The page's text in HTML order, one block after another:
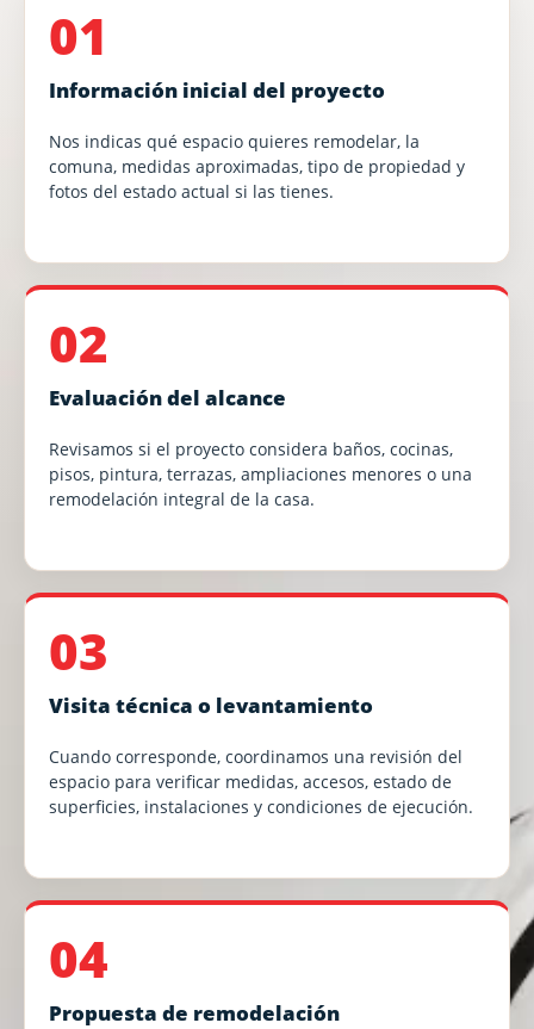
01
Información inicial del proyecto
Nos indicas qué espacio quieres remodelar, la
comuna, medidas aproximadas, tipo de propiedad y
fotos del estado actual si las tienes.
02
Evaluación del alcance
Revisamos si el proyecto considera baños, cocinas,
pisos, pintura, terrazas, ampliaciones menores o una
remodelación integral de la casa.
03
Visita técnica o levantamiento
Cuando corresponde, coordinamos una revisión del
espacio para verificar medidas, accesos, estado de
superficies, instalaciones y condiciones de ejecución.
04
Propuesta de remodelación